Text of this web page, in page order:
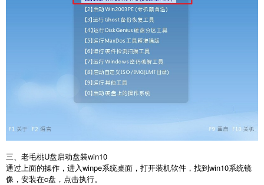
三、老毛桃U盘启动盘装win10
通过上面的操作，进入winpe系统桌面，打开装机软件，找到win10系统镜
像，安装在c盘，点击执行。